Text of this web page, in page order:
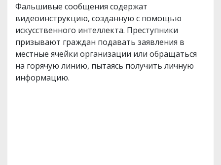
Фальшивые сообщения содержат
видеоинструкцию, созданную с помощью
искусственного интеллекта. Преступники
призывают граждан подавать заявления в
местные ячейки организации или обращаться
на горячую линию, пытаясь получить личную
информацию.